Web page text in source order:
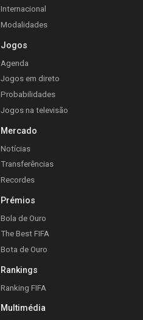
Internacional
Modalidades
Jogos
Agenda
Jogos em direto
Probabilidades
Jogos na televisão
Mercado
Notícias
Transferências
Recordes
Prémios
Bola de Ouro
The Best FIFA
Bota de Ouro
Rankings
Ranking FIFA
Multimédia